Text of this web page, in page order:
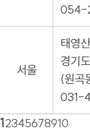
054-
서울
태영
경기
(원곡
031-
1 2345678910